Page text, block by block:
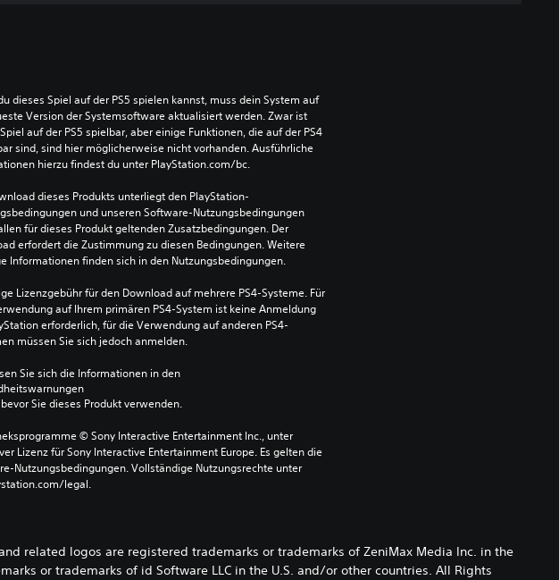
dieses Spiel auf der PS5 spielen kannst, muss dein System auf
Version der Systemsoftware aktualisiert werden. Zwar ist
auf der PS5 spielbar, aber einige Funktionen, die auf der PS4
sind, sind hier möglicherweise nicht vorhanden. Ausführliche
hierzu findest du unter PlayStation.com/bc.
dieses Produkts unterliegt den PlayStation-
und unseren Software-Nutzungsbedingungen
für dieses Produkt geltenden Zusatzbedingungen. Der
erfordert die Zustimmung zu diesen Bedingungen. Weitere
Informationen finden sich in den Nutzungsbedingungen.
Lizenzgebühr für den Download auf mehrere PS4-Systeme. Für
auf Ihrem primären PS4-System ist keine Anmeldung
erforderlich, für die Verwendung auf anderen PS4-
müssen Sie sich jedoch anmelden.
Sie sich die Informationen in den
Sie dieses Produkt verwenden.
© Sony Interactive Entertainment Inc., unter
Lizenz für Sony Interactive Entertainment Europe. Es gelten die
Nutzungsbedingungen. Vollständige Nutzungsrechte unter
legal.
related logos are registered trademarks or trademarks of ZeniMax Media Inc. in the
or trademarks of id Software LLC in the U.S. and/or other countries. All Rights